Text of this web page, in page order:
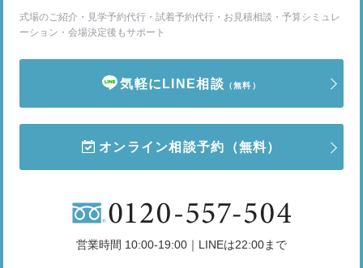
式場のご紹介・見学予約代行・試着予約代行・お見積相談・予算シミュレ
ーション・会場決定後もサポート
気軽にLINE相談 （無料）
オンライン相談予約 （無料）
営業時間 10:00-19:00｜LINEは22:00まで